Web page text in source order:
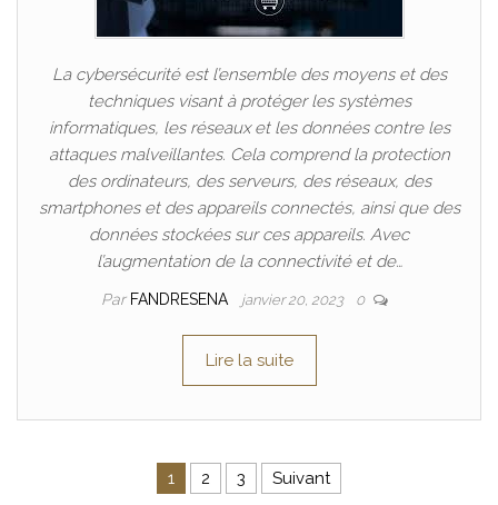
La cybersécurité est l’ensemble des moyens et des
techniques visant à protéger les systèmes
informatiques, les réseaux et les données contre les
attaques malveillantes. Cela comprend la protection
des ordinateurs, des serveurs, des réseaux, des
smartphones et des appareils connectés, ainsi que des
données stockées sur ces appareils. Avec
l’augmentation de la connectivité et de…
Par FANDRESENA janvier 20, 2023 0
Lire la suite
Pagination des publications
1 2 3 Suivant